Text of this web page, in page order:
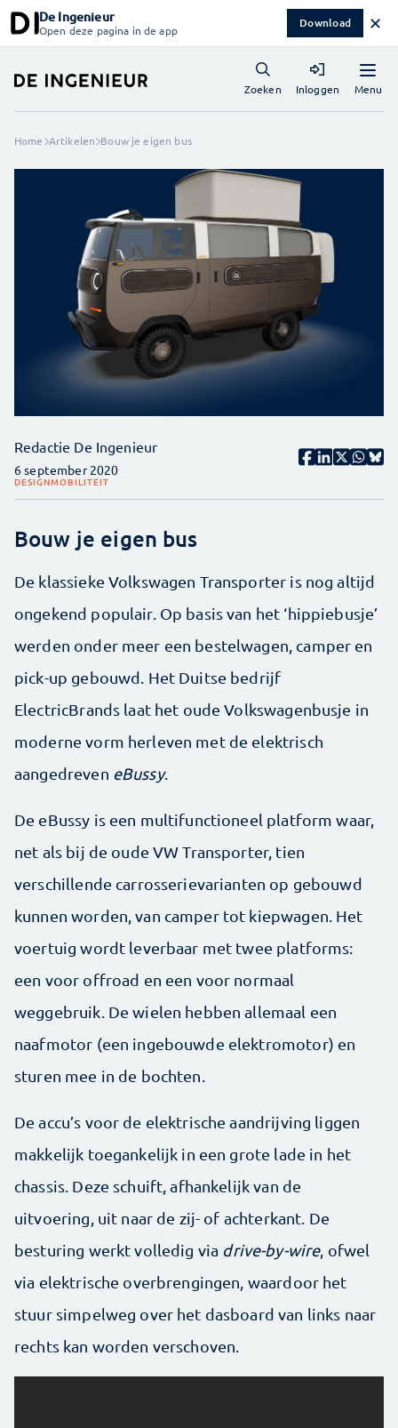
De Ingenieur
Open deze pagina in de app Download ✕
Menu
Zoeken Inloggen
Home Artikelen Bouw je eigen bus
Redactie De Ingenieur
6 september 2020
DESIGNMOBILITEIT
Bouw je eigen bus
De klassieke Volkswagen Transporter is nog altijd
ongekend populair. Op basis van het ‘hippiebusje’
werden onder meer een bestelwagen, camper en
pick-up gebouwd. Het Duitse bedrijf
ElectricBrands laat het oude Volkswagenbusje in
moderne vorm herleven met de elektrisch
aangedreven eBussy.
De eBussy is een multifunctioneel platform waar,
net als bij de oude VW Transporter, tien
verschillende carrosserievarianten op gebouwd
kunnen worden, van camper tot kiepwagen. Het
voertuig wordt leverbaar met twee platforms:
een voor offroad en een voor normaal
weggebruik. De wielen hebben allemaal een
naafmotor (een ingebouwde elektromotor) en
sturen mee in de bochten.
De accu’s voor de elektrische aandrijving liggen
makkelijk toegankelijk in een grote lade in het
chassis. Deze schuift, afhankelijk van de
uitvoering, uit naar de zij- of achterkant. De
besturing werkt volledig via drive-by-wire, ofwel
via elektrische overbrengingen, waardoor het
stuur simpelweg over het dasboard van links naar
rechts kan worden verschoven.